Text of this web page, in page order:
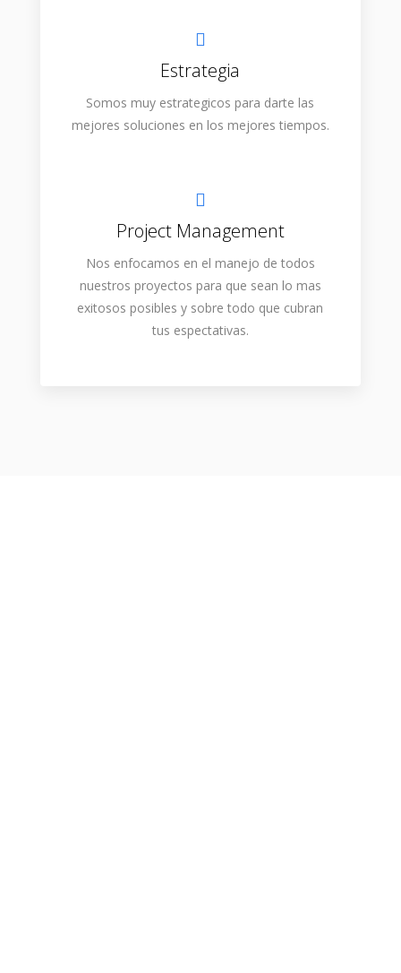
Estrategia
Somos muy estrategicos para darte las
mejores soluciones en los mejores tiempos.
Project Management
Nos enfocamos en el manejo de todos
nuestros proyectos para que sean lo mas
exitosos posibles y sobre todo que cubran
tus espectativas.